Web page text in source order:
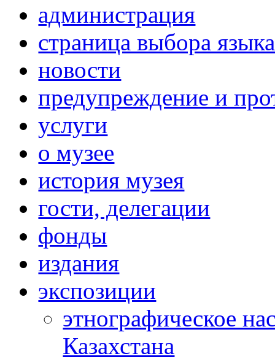
администрация
страница выбора языка
новости
предупреждение и
услуги
о музее
история музея
гости, делегации
фонды
издания
экспозиции
этнографическое
Казахстана